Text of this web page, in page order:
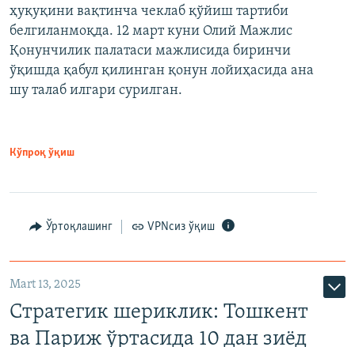
ҳуқуқини вақтинча чеклаб қўйиш тартиби
белгиланмоқда. 12 март куни Олий Мажлис
Қонунчилик палатаси мажлисида биринчи
ўқишда қабул қилинган қонун лойиҳасида ана
шу талаб илгари сурилган.
Кўпроқ ўқиш
Ўртоқлашинг VPNсиз ўқиш
Mart 13, 2025
Стратегик шериклик: Тошкент
ва Париж ўртасида 10 дан зиёд